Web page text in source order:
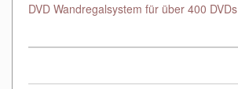
DVD Wandregalsystem für über 400 DVDs